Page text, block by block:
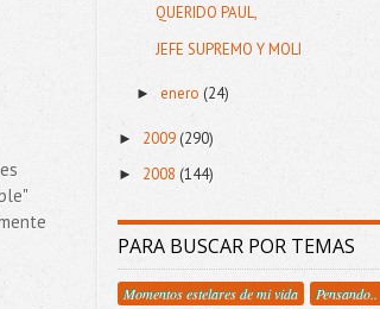
QUERIDO PAUL,
JEFE SUPREMO Y MOLI
►enero (24)
► 2009(290)
► 2008 (144)
PARA BUSCAR POR TEMAS
Momentos estelares de mi vida
Pensando..